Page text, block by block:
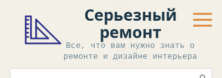
контенту
Серьезный
ремонт
Все, что вам нужно знать о
ремонте и дизайне интерьера
Поиск: